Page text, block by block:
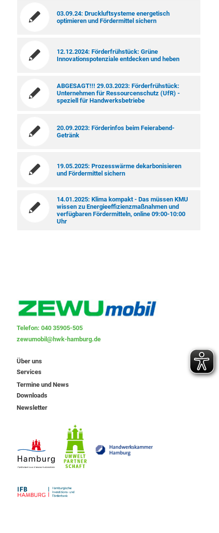
03.09.24: Druckluftsysteme energetisch
optimieren und Fördermittel sichern
12.12.2024: Förderfrühstück: Grüne
Innovationspotenziale entdecken und heben
ABGESAGT!!! 29.03.2023: Förderfrühstück:
Unternehmen für Ressourcenschutz (UfR) -
speziell für Handwerksbetriebe
20.09.2023: Förderinfos beim Feierabend-
Getränk
19.05.2025: Prozesswärme dekarbonisieren
und Fördermittel sichern
14.01.2025: Klima kompakt - Das müssen KMU
wissen zu Energieeffizienzmaßnahmen und
verfügbaren Fördermitteln, online 09:00-10:00
Uhr
Telefon: 040 35905-505
zewumobil@hwk-hamburg.de
Über uns
Services
Termine und News
Downloads
Newsletter